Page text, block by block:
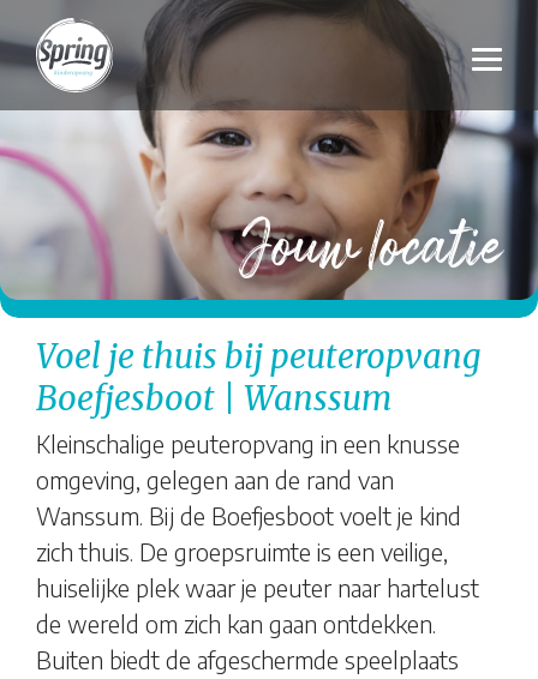
Jouw locatie
Voel je thuis bij peuteropvang
Boefjesboot | Wanssum
Kleinschalige peuteropvang in een knusse
omgeving, gelegen aan de rand van
Wanssum. Bij de Boefjesboot voelt je kind
zich thuis. De groepsruimte is een veilige,
huiselijke plek waar je peuter naar hartelust
de wereld om zich kan gaan ontdekken.
Buiten biedt de afgeschermde speelplaats